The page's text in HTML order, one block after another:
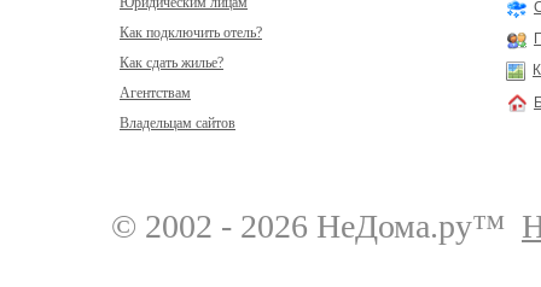
Как подключить отель?
Как сдать жилье?
Агентствам
Владельцам сайтов
© 2002 - 2026 НеДома.ру™